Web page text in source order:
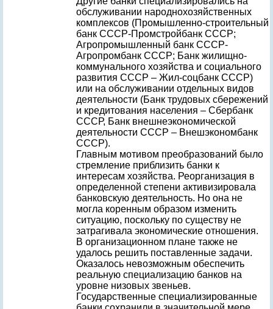
обслуживании народнохозяйственных
комплексов (Промышленно-строительный
банк СССР-Промстройбанк СССР;
Агропромышленный банк СССР-
Агропромбанк СССР; Банк жилищно-
коммунального хозяйства и социального
развития СССР – Жил-соцбанк СССР)
или на обслуживании отдельных видов
деятельности (Банк трудовых сбережений
и кредитования населения – Сбербанк
СССР, Банк внешнеэкономической
деятельности СССР – Внешэкономбанк
СССР).
Главным мотивом преобразований было
стремление приблизить банки к
интересам хозяйства. Реорганизация в
определенной степени активизировала
банковскую деятельность. Но она не
могла коренным образом изменить
ситуацию, поскольку по существу не
затрагивала экономические отношения.
В организационном плане также не
удалось решить поставленные задачи.
Оказалось невозможным обеспечить
реальную специализацию банков на
уровне низовых звеньев.
Государственные специализированные